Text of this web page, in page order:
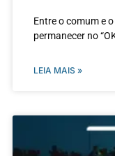
Entre o comum e
permanecer no
LEIA MAIS »